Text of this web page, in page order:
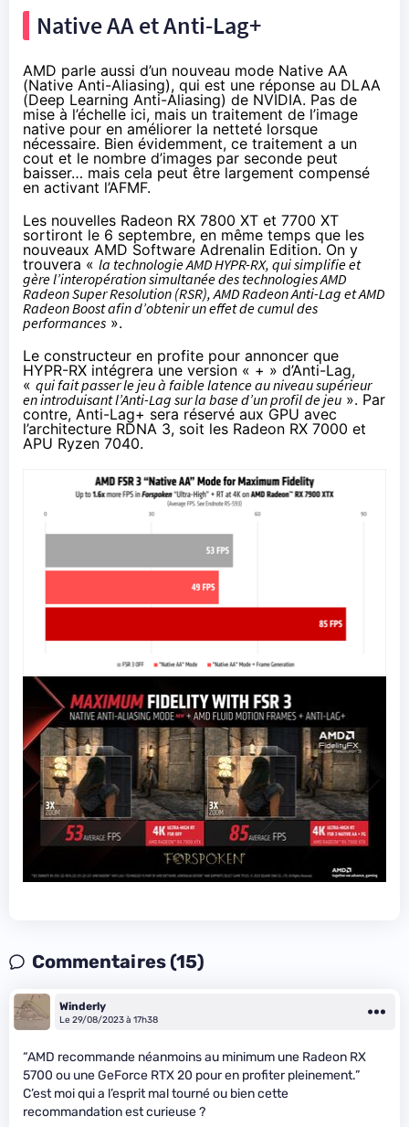
Native AA et Anti-Lag+
AMD parle aussi d’un nouveau mode Native AA
(Native Anti-Aliasing), qui est une réponse au DLAA
(Deep Learning Anti-Aliasing) de NVIDIA. Pas de
mise à l’échelle ici, mais un traitement de l’image
native pour en améliorer la netteté lorsque
nécessaire. Bien évidemment, ce traitement a un
cout et le nombre d’images par seconde peut
baisser… mais cela peut être largement compensé
en activant l’AFMF.
Les nouvelles Radeon RX 7800 XT et 7700 XT
sortiront le 6 septembre, en même temps que les
nouveaux AMD Software Adrenalin Edition. On y
trouvera « la technologie AMD HYPR-RX, qui simplifie et
gère l’interopération simultanée des technologies AMD
Radeon Super Resolution (RSR), AMD Radeon Anti-Lag et AMD
Radeon Boost afin d’obtenir un effet de cumul des
performances ».
Le constructeur en profite pour annoncer que
HYPR-RX intégrera une version « + » d’Anti-Lag,
« qui fait passer le jeu à faible latence au niveau supérieur
en introduisant l’Anti-Lag sur la base d’un profil de jeu ». Par
contre, Anti-Lag+ sera réservé aux GPU avec
l’architecture RDNA 3, soit les Radeon RX 7000 et
APU Ryzen 7040.
Commentaires (15)
Winderly
Le 29/08/2023 à 17h38
“AMD recommande néanmoins au minimum une Radeon RX
5700 ou une GeForce RTX 20 pour en profiter pleinement.”
C’est moi qui a l’esprit mal tourné ou bien cette
recommandation est curieuse ?